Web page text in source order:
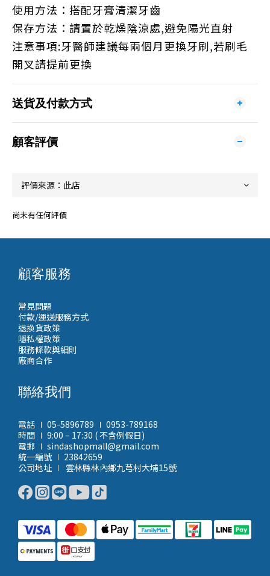
使用方法：搭配牙膏清潔牙齒
保存方法：請置於乾燥陰涼處,避免陽光直射
注意事項:牙醫師建議每兩個月更換牙刷,若刷毛
開叉請提前更換
送貨及付款方式
顧客評價
尚未有任何評價
顧客服務
常見問題
付款/運送服務方式
退換貨政策
隱私權政策
服務條款與細則
廠商合作
聯絡我們
電話 ∣ 05-5896789 ∣ 0953-789168
時間 ∣ 9:00 – 17:30 ( 不含例假日)
電郵 ∣ sindashopmall@gmail.com
統一編號 ∣ 23842659
公司地址 ∣ 雲林縣林內鄉九芎村大埔15號